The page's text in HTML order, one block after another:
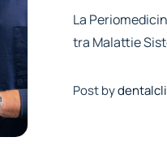
La
tra Malattie
Post by